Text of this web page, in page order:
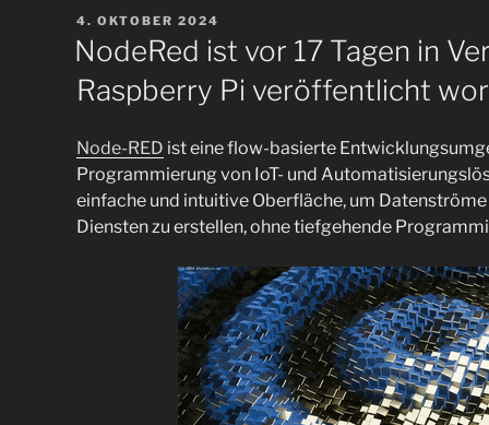
VERÖFFENTLICHT
AM
4. OKTOBER 2024
NodeRed ist vor 17 Tagen in
Raspberry Pi veröffentlicht
Node-RED ist eine flow-basierte
Programmierung von IoT- und
einfache und intuitive Oberfläche, um
Diensten zu erstellen, ohne tiefgehende